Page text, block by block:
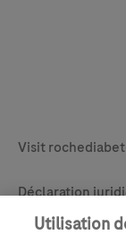
Legal & Privacy
Visit
Contact
Déclaration
Politique
Utilisation